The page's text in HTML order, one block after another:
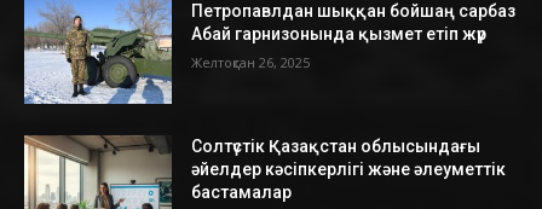
Петропавлдан шыққан бойшаң сарбаз
Абай гарнизонында қызмет етіп жүр
Желтоқсан 26, 2025
Солтүстік Қазақстан облысындағы
әйелдер кәсіпкерлігі және әлеуметтік
бастамалар